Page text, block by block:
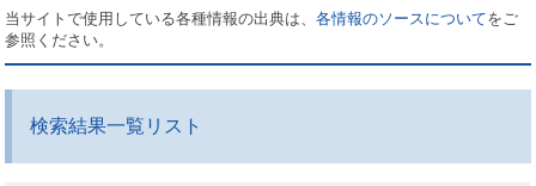
当サイトで使用している各種情報の出典は、各情報のソースについてをご
参照ください。
検索結果一覧リスト